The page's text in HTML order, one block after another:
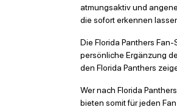
atmungsaktiv und
die sofort erkennen
Die Florida Panthers
persönliche Ergänzung
den Florida Panthers
Wer nach Florida
bieten somit für jeden